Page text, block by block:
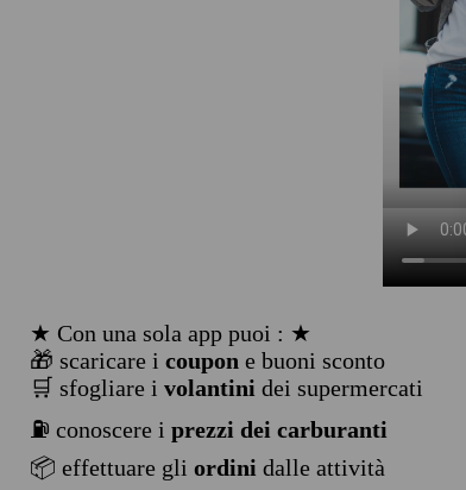
★ Con una sola app puoi : ★
🎁 scaricare i coupon e buoni sconto
🛒 sfogliare i volantini dei supermercati
⛽ conoscere i prezzi dei carburanti
📦 effettuare gli ordini dalle attività